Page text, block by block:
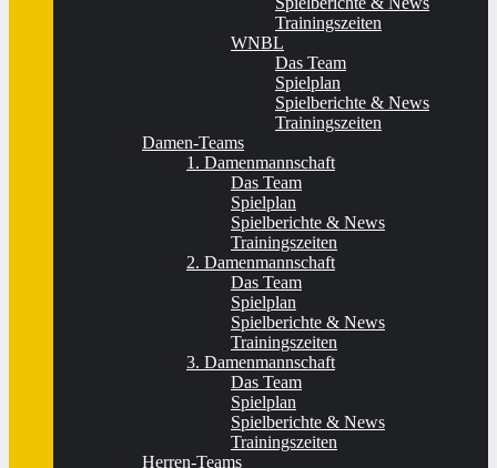
Trainingszeiten
WNBL
Das Team
Spielplan
Spielberichte & News
Trainingszeiten
Damen-Teams
1. Damenmannschaft
Das Team
Spielplan
Spielberichte & News
Trainingszeiten
2. Damenmannschaft
Das Team
Spielplan
Spielberichte & News
Trainingszeiten
3. Damenmannschaft
Das Team
Spielplan
Spielberichte & News
Trainingszeiten
Herren-Teams